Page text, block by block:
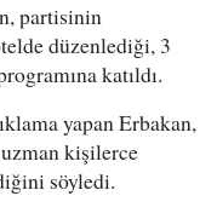
partisinin
düzenlediği, 3
katıldı.
yapan Erbakan,
kişilerce
söyledi.